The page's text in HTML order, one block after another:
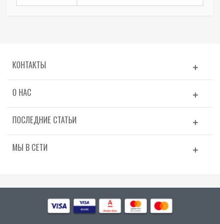
КОНТАКТЫ
О НАС
ПОСЛЕДНИЕ СТАТЬИ
МЫ В СЕТИ